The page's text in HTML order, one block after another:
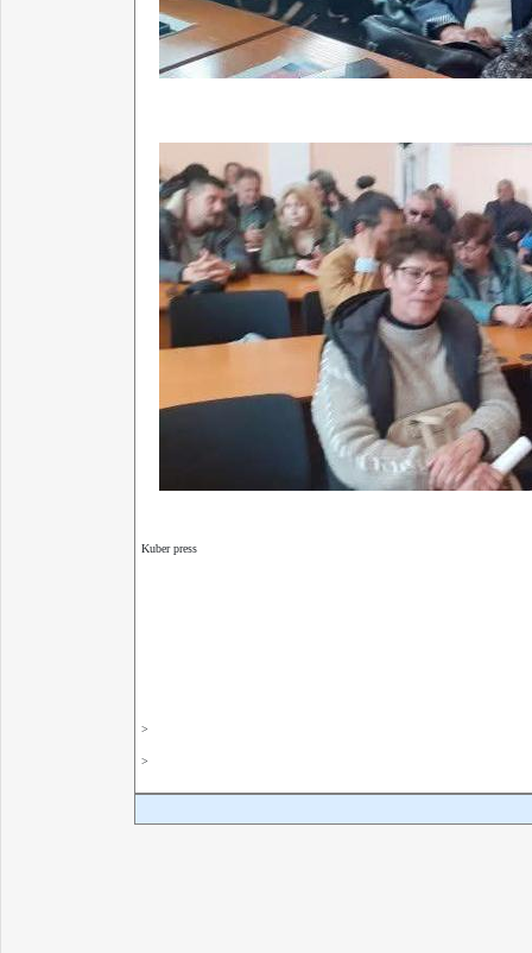
Kuber press
>
>